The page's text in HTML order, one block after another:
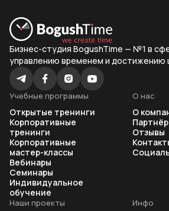
Бизнес-студия BogushTime — №1 в
управлению временем и достижению
Учебные программы
Открытые тренинги
Корпоративные
тренинги
Корпоративные
мастер-классы
Вебинары
Семинары
Индивидуальное
обучение
Наши проекты Инфо
О нас
О
Отзывы